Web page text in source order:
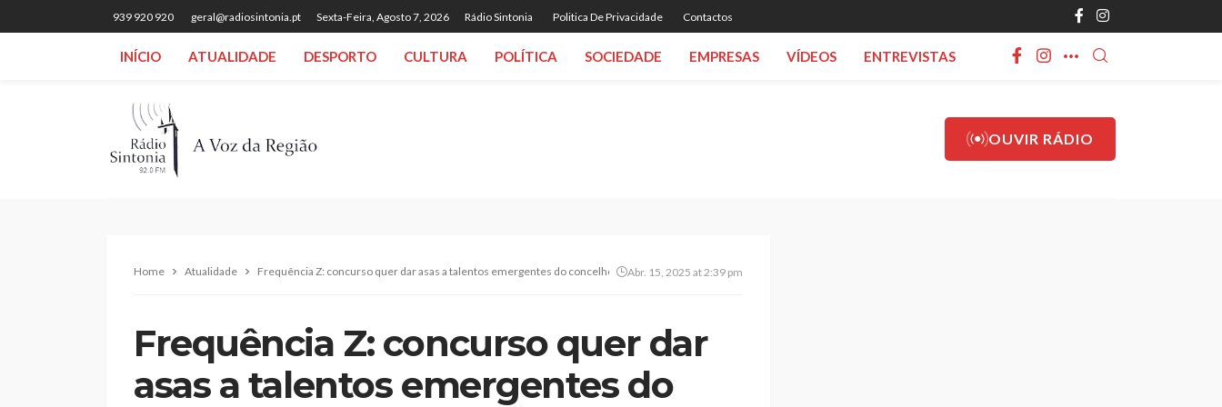
939 920 920 geral@radiosintonia.pt Sexta-Feira, Agosto 7, 2026 Rádio Sintonia Politica De Privacidade Contactos
INÍCIO ATUALIDADE DESPORTO CULTURA POLÍTICA SOCIEDADE EMPRESAS VÍDEOS ENTREVISTAS
OUVIR RÁDIO
Home Atualidade Frequência Z: concurso quer dar asas a talentos emergentes do concelho Abr. 15, 2025 at 2:39 pm
Frequência Z: concurso quer dar
asas a talentos emergentes do